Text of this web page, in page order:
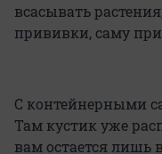
всасывать
прививки, саму
С контейнерными
Там кустик уже
вам остается лишь